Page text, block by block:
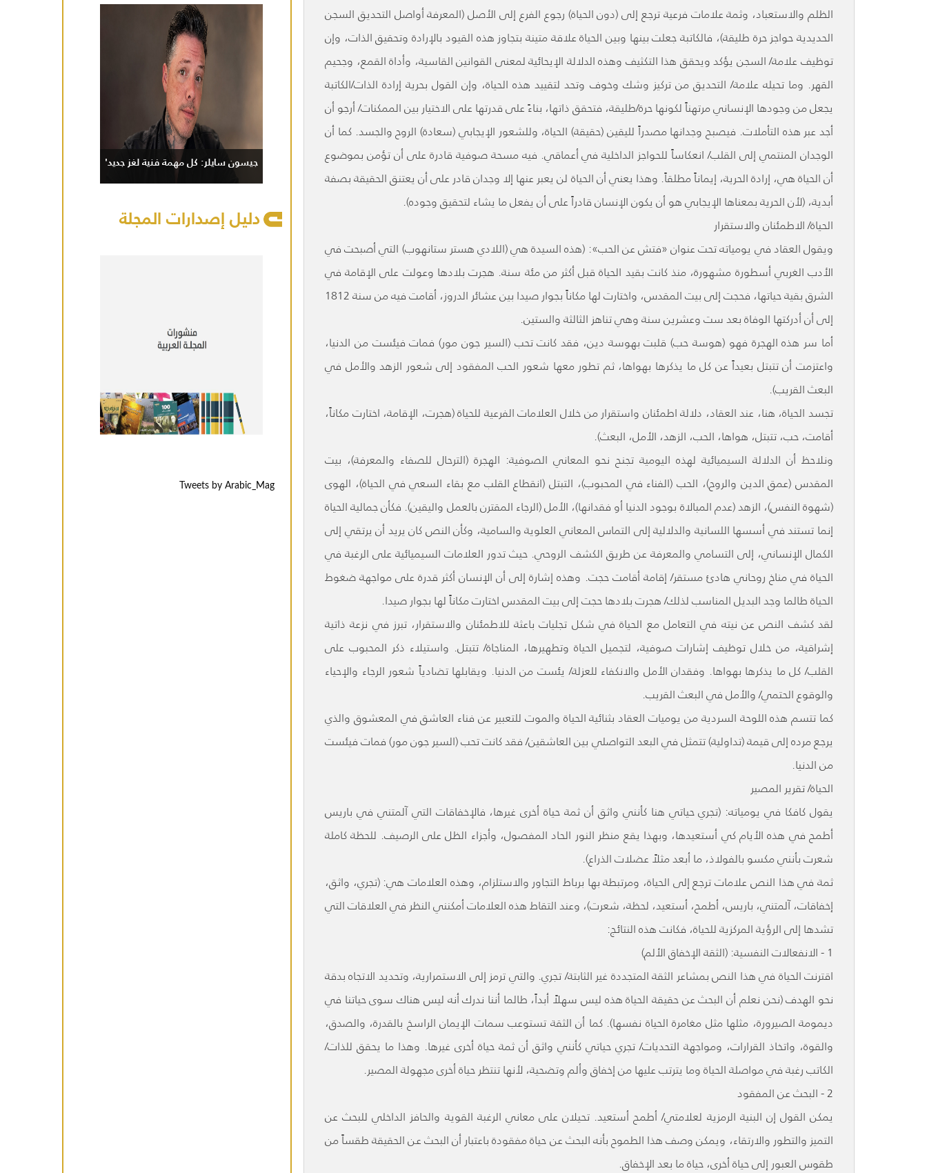
الظلم والاستعباد، وثمة علامات فرعية ترجع إلى (دون الحياة) رجوع الفرع إلى الأصل (المعرفة أواصل التحديق السجن
الحديدية حواجز حرة طليقة)، فالكاتبة جعلت بينها وبين الحياة علاقة متينة بتجاوز هذه القيود بالإرادة وتحقيق الذات، وإن
توظيف علامة/ السجن يؤكد ويحقق هذا التكثيف وهذه الدلالة الإيحائية لمعنى القوانين القاسية، وأداة القمع، وجحيم
القهر. وما تحيله علامة/ التحديق من تركيز وشك وخوف وتحد لتقييد هذه الحياة، وإن القول بحرية إرادة الذات/الكاتبة
يجعل من وجودها الإنساني مرتهناً لكونها حرة/طليقة، فتحقق ذاتها، بناءً على قدرتها على الاختيار بين الممكنات/ أرجو أن
أجد عبر هذه التأملات. فيصبح وجدانها مصدراً لليقين (حقيقة) الحياة، وللشعور الإيجابي (سعادة) الروح والجسد. كما أن
الوجدان المنتمي إلى القلب/ انعكاساً للحواجز الداخلية في أعماقي. فيه مسحة صوفية قادرة على أن تؤمن بموضوع
أن الحياة هي، إرادة الحرية، إيماناً مطلقاً. وهذا يعني أن الحياة لن يعبر عنها إلا وجدان قادر على أن يعتنق الحقيقة بصفة
أبدية، (لأن الحرية بمعناها الإيجابي هو أن يكون الإنسان قادراً على أن يفعل ما يشاء لتحقيق وجوده).
الحياة/ الاطمئنان والاستقرار
ويقول العقاد في يومياته تحت عنوان «فتش عن الحب»: (هذه السيدة هي (اللادي هستر ستانهوب) التي أصبحت في
الأدب الغربي أسطورة مشهورة، منذ كانت بقيد الحياة قبل أكثر من مئة سنة. هجرت بلادها وعولت على الإقامة في
الشرق بقية حياتها، فحجت إلى بيت المقدس، واختارت لها مكاناً بجوار صيدا بين عشائر الدروز، أقامت فيه من سنة 1812
إلى أن أدركتها الوفاة بعد ست وعشرين سنة وهي تناهز الثالثة والستين.
أما سر هذه الهجرة فهو (هوسة حب) قلبت بهوسة دين، فقد كانت تحب (السير جون مور) فمات فيئست من الدنيا،
واعتزمت أن تتبتل بعيداً عن كل ما يذكرها بهواها، ثم تطور معها شعور الحب المفقود إلى شعور الزهد والأمل في
البعث القريب).
تجسد الحياة، هنا، عند العقاد، دلالة اطمئنان واستقرار من خلال العلامات الفرعية للحياة (هجرت، الإقامة، اختارت مكاناً،
أقامت، حب، تتبتل، هواها، الحب، الزهد، الأمل، البعث).
ونلاحظ أن الدلالة السيميائية لهذه اليومية تجنح نحو المعاني الصوفية: الهجرة (الترحال للصفاء والمعرفة)، بيت
المقدس (عمق الدين والروح)، الحب (الفناء في المحبوب)، التبتل (انقطاع القلب مع بقاء السعي في الحياة)، الهوى
(شهوة النفس)، الزهد (عدم المبالاة بوجود الدنيا أو فقدانها)، الأمل (الرجاء المقترن بالعمل واليقين). فكأن جمالية الحياة
إنما تستند في أسسها اللسانية والدلالية إلى التماس المعاني العلوية والسامية، وكأن النص كان يريد أن يرتقي إلى
الكمال الإنساني، إلى التسامي والمعرفة عن طريق الكشف الروحي. حيث تدور العلامات السيميائية على الرغبة في
الحياة في مناخ روحاني هادئ مستقر/ إقامة أقامت حجت. وهذه إشارة إلى أن الإنسان أكثر قدرة على مواجهة ضغوط
الحياة طالما وجد البديل المناسب لذلك/ هجرت بلادها حجت إلى بيت المقدس اختارت مكاناً لها بجوار صيدا.
لقد كشف النص عن نيته في التعامل مع الحياة في شكل تجليات باعثة للاطمئنان والاستقرار، تبرز في نزعة ذاتية
إشراقية، من خلال توظيف إشارات صوفية، لتجميل الحياة وتطهيرها، المناجاة/ تتبتل. واستيلاء ذكر المحبوب على
القلب/ كل ما يذكرها بهواها. وفقدان الأمل والانكفاء للعزلة/ يئست من الدنيا. ويقابلها تضادياً شعور الرجاء والإحياء
والوقوع الحتمي/ والأمل في البعث القريب.
كما تتسم هذه اللوحة السردية من يوميات العقاد بثنائية الحياة والموت للتعبير عن فناء العاشق في المعشوق والذي
يرجع مرده إلى قيمة (تداولية) تتمثل في البعد التواصلي بين العاشقين/ فقد كانت تحب (السير جون مور) فمات فيئست
من الدنيا.
الحياة/ تقرير المصير
يقول كافكا في يومياته: (تجري حياتي هنا كأنني واثق أن ثمة حياة أخرى غيرها، فالإخفاقات التي آلمتني في باريس
أطمح في هذه الأيام كي أستعيدها، وبهذا يقع منظر النور الحاد المفصول، وأجزاء الظل على الرصيف. للحظة كاملة
شعرت بأنني مكسو بالفولاذ، ما أبعد مثلاً عضلات الذراع).
ثمة في هذا النص علامات ترجع إلى الحياة، ومرتبطة بها برباط التجاور والاستلزام، وهذه العلامات هي: (تجري، واثق،
إخفاقات، آلمتني، باريس، أطمح، أستعيد، لحظة، شعرت)، وعند التقاط هذه العلامات أمكنني النظر في العلاقات التي
تشدها إلى الرؤية المركزية للحياة، فكانت هذه النتائج:
1 - الانفعالات النفسية: (الثقة الإخفاق الألم)
اقترنت الحياة في هذا النص بمشاعر الثقة المتجددة غير الثابتة/ تجري. والتي ترمز إلى الاستمرارية، وتحديد الاتجاه بدقة
نحو الهدف (نحن نعلم أن البحث عن حقيقة الحياة هذه ليس سهلاً أبداً، طالما أننا ندرك أنه ليس هناك سوى حياتنا في
ديمومة الصيرورة، مثلها مثل مغامرة الحياة نفسها). كما أن الثقة تستوعب سمات الإيمان الراسخ بالقدرة، والصدق،
والقوة، واتخاذ القرارات، ومواجهة التحديات/ تجري حياتي كأنني واثق أن ثمة حياة أخرى غيرها. وهذا ما يحقق للذات/
الكاتب رغبة في مواصلة الحياة وما يترتب عليها من إخفاق وألم وتضحية، لأنها تنتظر حياة أخرى مجهولة المصير.
2 - البحث عن المفقود
يمكن القول إن البنية الرمزية لعلامتي/ أطمح أستعيد. تحيلان على معاني الرغبة القوية والحافز الداخلي للبحث عن
التميز والتطور والارتقاء، ويمكن وصف هذا الطموح بأنه البحث عن حياة مفقودة باعتبار أن البحث عن الحقيقة طقساً من
طقوس العبور إلى حياة أخرى، حياة ما بعد الإخفاق.
جيسون سايلر: كل مهمة فنية لغز جديد'
دليل إصدارات المجلة